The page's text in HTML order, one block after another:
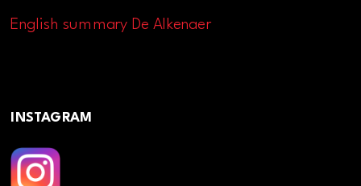
English summary De Alkenaer
INSTAGRAM